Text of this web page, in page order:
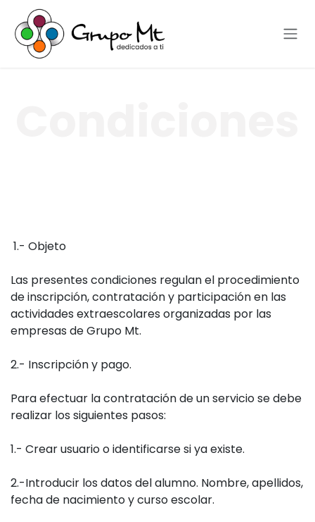
Skip to Content
1.- Objeto
Las presentes condiciones regulan el procedimiento
de inscripción, contratación y participación en las
actividades extraescolares organizadas por las
empresas de Grupo Mt.
2.- Inscripción y pago.
Para efectuar la contratación de un servicio se debe
realizar los siguientes pasos:
1.- Crear usuario o identificarse si ya existe.
2.-Introducir los datos del alumno. Nombre, apellidos,
fecha de nacimiento y curso escolar.